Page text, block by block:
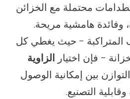
محتملة مع الخزائن
وفائدة هامشية مريحة.
المتراكبة - حيث يغطي كل
- فإن اختيار الزاوية
بين إمكانية الوصول
التصنيع.